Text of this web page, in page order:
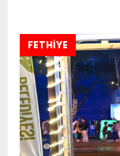
FETHİYE